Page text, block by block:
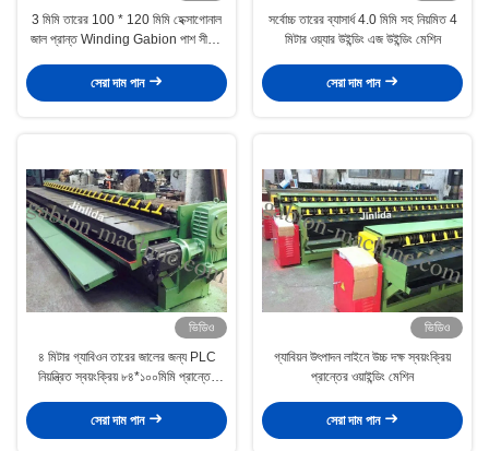
3 মিমি তারের 100 * 120 মিমি হেক্সাগোনাল
জাল প্রান্ত Winding Gabion পাশ সীমানা
সেরা দাম পান
সর্বোচ্চ তারের ব্যাসার্ধ 4.0 মিমি সহ নিয়মিত 4
মিটার ওয়্যার উইন্ডিং এজ উইন্ডিং মেশিন
সেরা দাম পান
ভিডিও
৪ মিটার গ্যাবিওন তারের জালের জন্য PLC
নিয়ন্ত্রিত স্বয়ংক্রিয় ৮৪*১০০মিমি প্রান্তের
সেরা দাম পান
ভিডিও
গ্যাবিয়ন উৎপাদন লাইনে উচ্চ দক্ষ স্বয়ংক্রিয়
প্রান্তের ওয়াইন্ডিং মেশিন
সেরা দাম পান